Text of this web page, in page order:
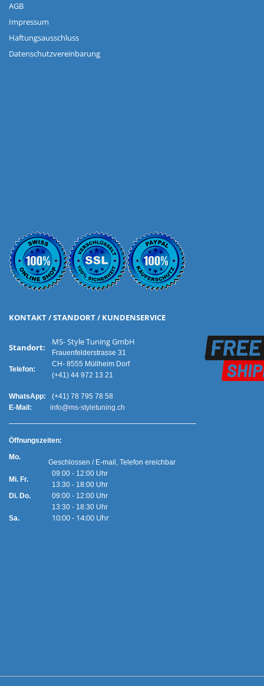
AGB
Impressum
Haftungsausschluss
Datenschutzvereinbarung
KONTAKT / STANDORT / KUNDENSERVICE
Standort:
Telefon:
MS- Style Tuning GmbH
Frauenfelderstrasse 31
CH- 8555 Müllheim Dorf
(+41) 44 972 13 21
WhatsApp:
(+41) 78 795 78 58
E-Mail:
info@ms-styletuning.ch
Öffnungszeiten:
Mo.
Mi. Fr.
Geschlossen / E-mail, Telefon ereichbar
09:00 - 12:00 Uhr
13:30 - 18:00 Uhr
Di. Do.
Sa.
09:00 - 12:00 Uhr
13:30 - 18:30 Uhr
10:00 - 14:00 Uhr